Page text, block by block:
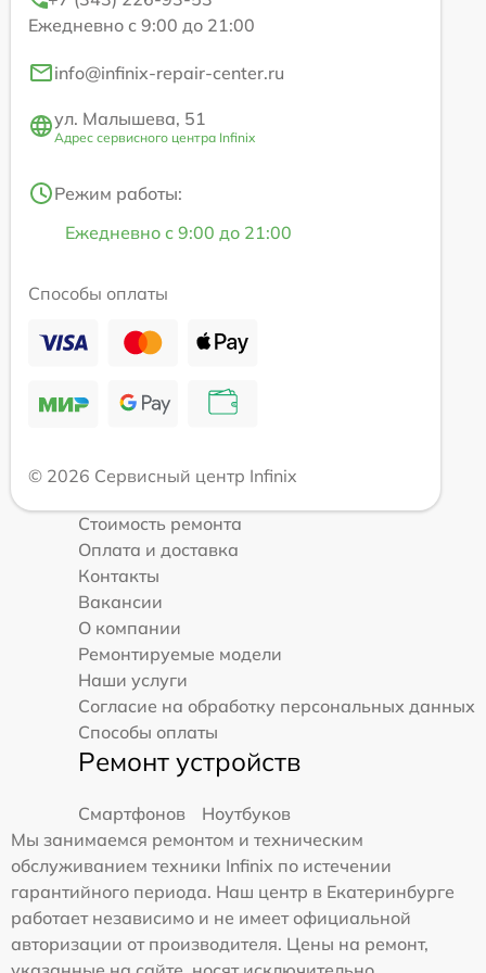
Ежедневно с 9:00 до 21:00
info@infinix-repair-center.ru
ул. Малышева, 51
Адрес сервисного центра Infinix
Режим работы:
Ежедневно с 9:00 до 21:00
Способы оплаты
© 2026 Сервисный центр Infinix
Стоимость ремонта
Оплата и доставка
Контакты
Вакансии
О компании
Ремонтируемые модели
Наши услуги
Согласие на обработку персональных данных
Способы оплаты
Ремонт устройств
Смартфонов
Ноутбуков
Мы занимаемся ремонтом и техническим
обслуживанием техники Infinix по истечении
гарантийного периода. Наш центр в Екатеринбурге
работает независимо и не имеет официальной
авторизации от производителя. Цены на ремонт,